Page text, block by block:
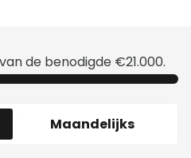
de benodigde €21.000.
Maandelijks